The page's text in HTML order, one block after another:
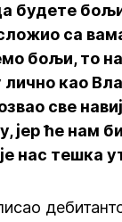
будете
са
бољи, то
лично као
све
јер ће нам
нас тешка